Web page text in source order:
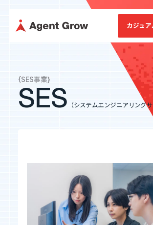
ミッション・
会社概要
SES特化型
SESコン
IRニュース IRライブラリ
カジュ
TOP
IR情報
{SES事業}
SES （システムエンジニアリングサ